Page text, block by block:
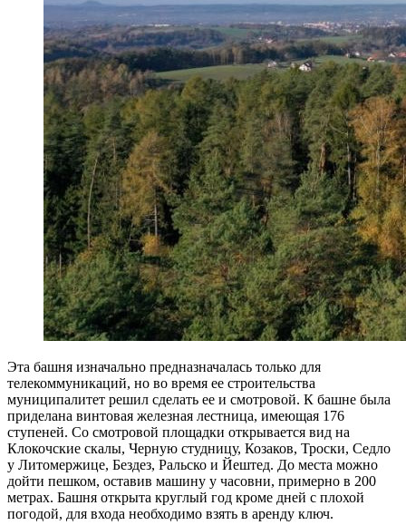
Эта башня изначально предназначалась только для
телекоммуникаций, но во время ее строительства
муниципалитет решил сделать ее и смотровой. К башне была
приделана винтовая железная лестница, имеющая 176
ступеней. Со смотровой площадки открывается вид на
Клокочские скалы, Черную студницу, Козаков, Троски, Седло
у Литомержице, Бездез, Ральско и Йештед. До места можно
дойти пешком, оставив машину у часовни, примерно в 200
метрах. Башня открыта круглый год кроме дней с плохой
погодой, для входа необходимо взять в аренду ключ.